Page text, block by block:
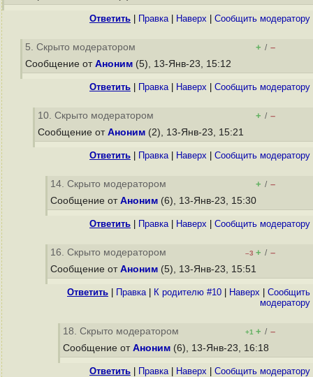
Ответить Правка| Наверх Cообщить модератору
5. Скрыто модератором + / –
Сообщение от Аноним (5), 13-Янв-23, 15:12
Ответить Правка| Наверх Cообщить модератору
10. Скрыто модератором + / –
Сообщение от Аноним (2), 13-Янв-23, 15:21
Ответить Правка| Наверх Cообщить модератору
14. Скрыто модератором + / –
Сообщение от Аноним (6), 13-Янв-23, 15:30
Ответить Правка| Наверх Cообщить модератору
16. Скрыто модератором –3 + / –
Сообщение от Аноним (5), 13-Янв-23, 15:51
Ответить Правка| К родителю #10 Наверх
Cообщить
модератору
18. Скрыто модератором +1 + / –
Сообщение от Аноним (6), 13-Янв-23, 16:18
Ответить Правка| Наверх Cообщить модератору